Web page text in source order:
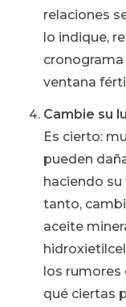
relaciones
lo indique,
ventana
Cambie su
Es cierto:
pueden
haciendo
tanto,
aceite
los
qué ciertas